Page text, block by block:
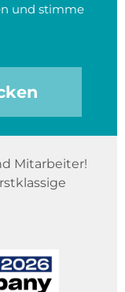
und stimme
Mitarbeiter!